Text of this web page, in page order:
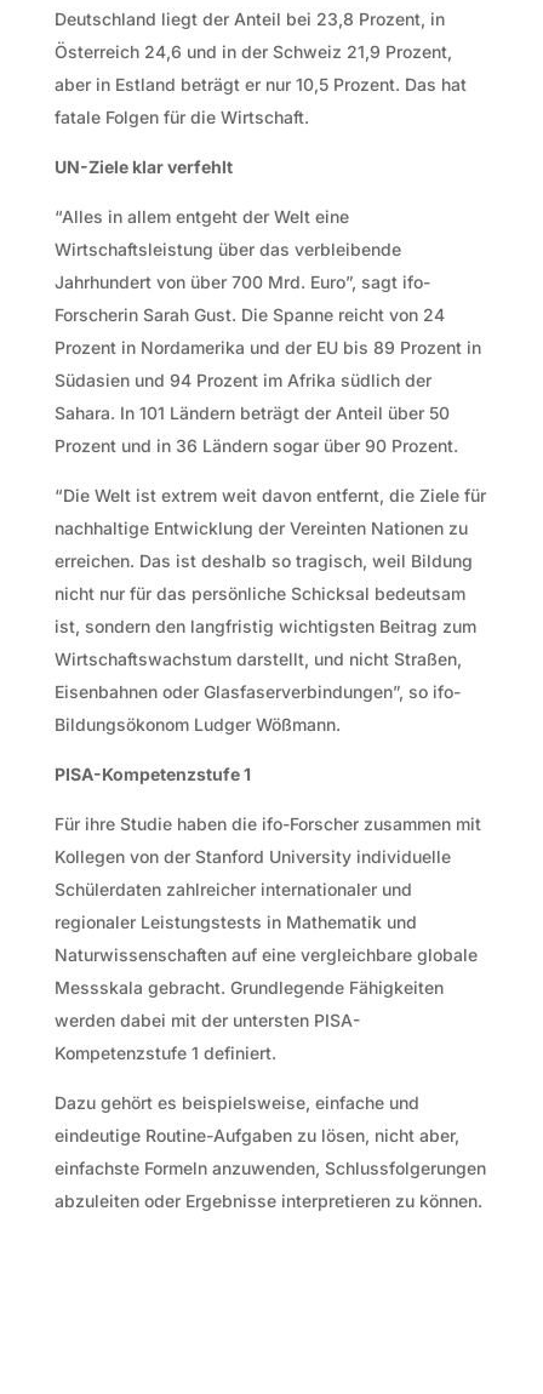
Deutschland liegt der Anteil bei 23,8 Prozent, in
Österreich 24,6 und in der Schweiz 21,9 Prozent,
aber in Estland beträgt er nur 10,5 Prozent. Das hat
fatale Folgen für die Wirtschaft.
UN-Ziele klar verfehlt
“Alles in allem entgeht der Welt eine
Wirtschaftsleistung über das verbleibende
Jahrhundert von über 700 Mrd. Euro”, sagt ifo-
Forscherin Sarah Gust. Die Spanne reicht von 24
Prozent in Nordamerika und der EU bis 89 Prozent in
Südasien und 94 Prozent im Afrika südlich der
Sahara. In 101 Ländern beträgt der Anteil über 50
Prozent und in 36 Ländern sogar über 90 Prozent.
“Die Welt ist extrem weit davon entfernt, die Ziele für
nachhaltige Entwicklung der Vereinten Nationen zu
erreichen. Das ist deshalb so tragisch, weil Bildung
nicht nur für das persönliche Schicksal bedeutsam
ist, sondern den langfristig wichtigsten Beitrag zum
Wirtschaftswachstum darstellt, und nicht Straßen,
Eisenbahnen oder Glasfaserverbindungen”, so ifo-
Bildungsökonom Ludger Wößmann.
PISA-Kompetenzstufe 1
Für ihre Studie haben die ifo-Forscher zusammen mit
Kollegen von der Stanford University individuelle
Schülerdaten zahlreicher internationaler und
regionaler Leistungstests in Mathematik und
Naturwissenschaften auf eine vergleichbare globale
Messskala gebracht. Grundlegende Fähigkeiten
werden dabei mit der untersten PISA-
Kompetenzstufe 1 definiert.
Dazu gehört es beispielsweise, einfache und
eindeutige Routine-Aufgaben zu lösen, nicht aber,
einfachste Formeln anzuwenden, Schlussfolgerungen
abzuleiten oder Ergebnisse interpretieren zu können.